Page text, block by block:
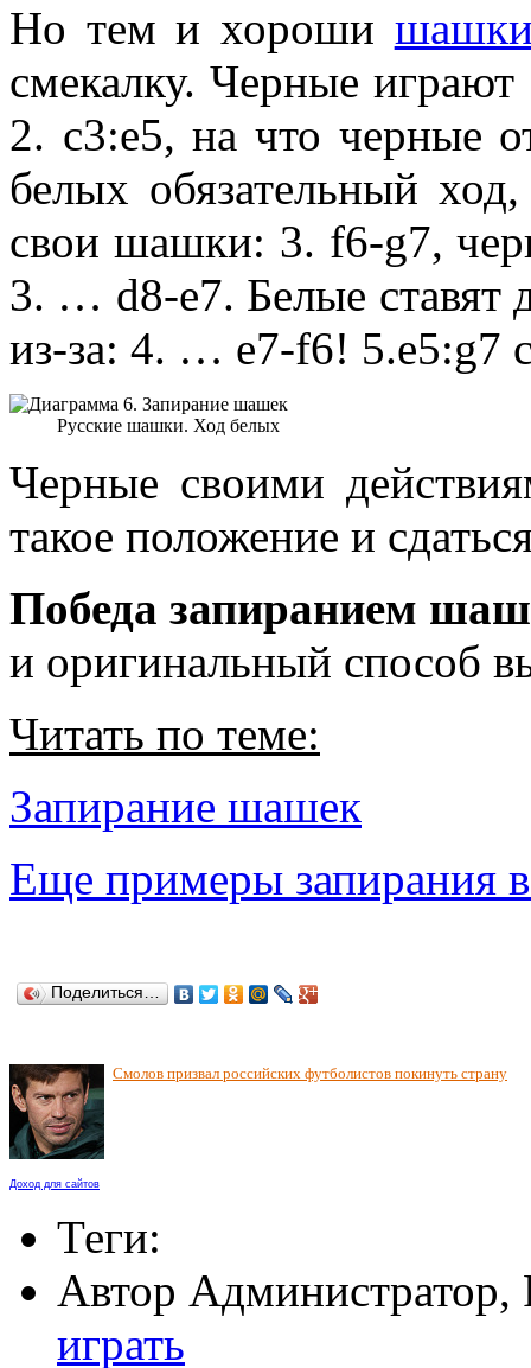
Но тем и хороши
смекалку. Черные
2. с3:е5, на что черные
белых обязательный
свои шашки: 3. f6-g7,
3. … d8-e7. Белые ставят
из-за: 4. … е7-f6! 5.е5:g7
Русские шашки. Ход белых
Черные своими
такое положение и
Победа запиранием
и оригинальный способ
Читать по теме:
Запирание шашек
Еще примеры запирания
Поделиться…
Смолов призвал российских футболистов покинуть страну
Доход для сайтов
Теги:
Автор
играть